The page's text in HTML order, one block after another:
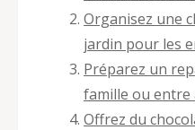
Organisez une
jardin pour les
Préparez un
famille ou entre
Offrez du